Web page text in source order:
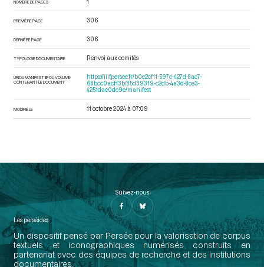
NOMBRE DE PAGES
PREMIÈRE PAGE 306
DERNIÈRE PAGE 306
TYPOLOGIE DOCUMENTAIRE Renvoi aux comités
URI DU MANIFEST IIIF DU VOLUME
CONTENANT LE DOCUMENT
https://iiif.persee.fr/b0e2cf11-597c-427d-8ac7-
68bcc0acf13b/85d39319-c2db-4a3d-8ce3-
4251dac0dc9e/manifest
MODIFIÉ LE 11 octobre 2024 à 07:09
Suivez-nous
Les perséides
Un dispositif pensé par Persée pour la valorisation de corpus
textuels et iconographiques numérisés construits en
partenariat avec des équipes de recherche et des institutions
documentaires.